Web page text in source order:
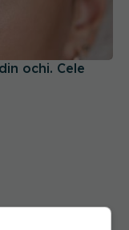
ochi. Cele